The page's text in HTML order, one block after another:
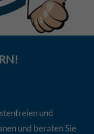
und
und beraten Sie